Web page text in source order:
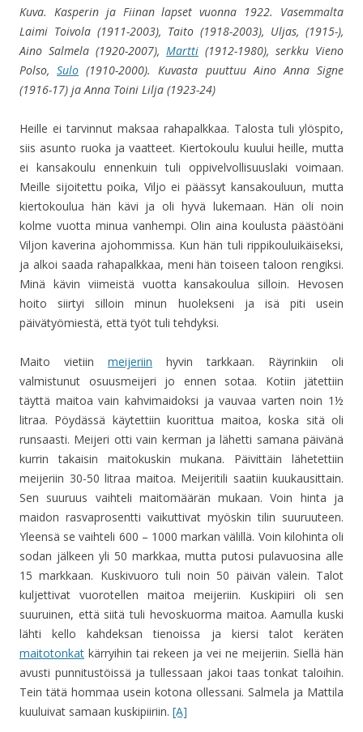
Kuva. Kasperin ja Fiinan lapset vuonna 1922. Vasemmalta
Laimi Toivola (1911-2003), Taito (1918-2003), Uljas, (1915-),
Aino Salmela (1920-2007), Martti (1912-1980), serkku Vieno
Polso,Sulo (1910-2000). Kuvasta puuttuu Aino Anna Signe
(1916-17) jaAnna Toini Lilja (1923-24)
Heille ei tarvinnut maksaa rahapalkkaa. Talosta tuli ylöspito,
siis asunto ruoka ja vaatteet. Kiertokoulu kuului heille, mutta
ei kansakoulu ennenkuin tuli oppivelvollisuuslaki voimaan.
Meille sijoitettu poika, Viljo ei päässyt kansakouluun, mutta
kiertokoulua hän kävi ja oli hyvä lukemaan. Hän oli noin
kolme vuotta minua vanhempi. Olin aina koulusta päästöäni
Viljon kaverina ajohommissa. Kun hän tuli rippikouluikäiseksi,
ja alkoi saada rahapalkkaa, meni hän toiseen taloon rengiksi.
Minä kävin viimeistä vuotta kansakoulua silloin. Hevosen
hoito siirtyi silloin minun huolekseni ja isä piti usein
päivätyömiestä, että työt tuli tehdyksi.
Maito vietiin meijeriin hyvin tarkkaan. Räyrinkiin oli
valmistunut osuusmeijeri jo ennen sotaa. Kotiin jätettiin
täyttä maitoa vain kahvimaidoksi ja vauvaa varten noin 1½
litraa. Pöydässä käytettiin kuorittua maitoa, koska sitä oli
runsaasti. Meijeri otti vain kerman ja lähetti samana päivänä
kurrin takaisin maitokuskin mukana. Päivittäin lähetettiin
meijeriin 30-50 litraa maitoa. Meijeritili saatiin kuukausittain.
Sen suuruus vaihteli maitomäärän mukaan. Voin hinta ja
maidon rasvaprosentti vaikuttivat myöskin tilin suuruuteen.
Yleensä se vaihteli 600 – 1000 markan välillä. Voin kilohinta oli
sodan jälkeen yli 50 markkaa, mutta putosi pulavuosina alle
15 markkaan. Kuskivuoro tuli noin 50 päivän välein. Talot
kuljettivat vuorotellen maitoa meijeriin. Kuskipiiri oli sen
suuruinen, että siitä tuli hevoskuorma maitoa. Aamulla kuski
lähti kello kahdeksan tienoissa ja kiersi talot keräten
maitotonkat kärryihin tai rekeen ja vei ne meijeriin. Siellä hän
avusti punnitustöissä ja tullessaan jakoi taas tonkat taloihin.
Tein tätä hommaa usein kotona ollessani. Salmela ja Mattila
kuuluivat samaan kuskipiiriin. [A]